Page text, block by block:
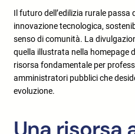
Il futuro dell’edilizia rurale
innovazione tecnologica,
senso di comunità. La
quella illustrata nella homepage
risorsa fondamentale per
amministratori pubblici che
evoluzione.